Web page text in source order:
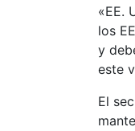
«EE.
los
y
este
El